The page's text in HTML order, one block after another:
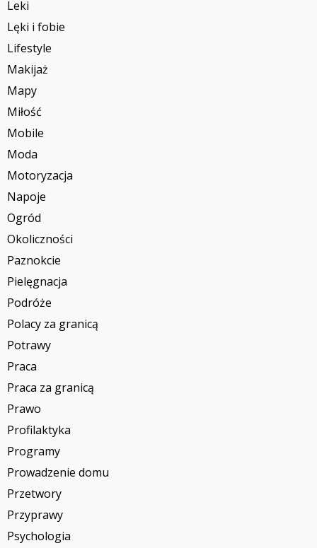
Leki
Lęki i fobie
Lifestyle
Makijaż
Mapy
Miłość
Mobile
Moda
Motoryzacja
Napoje
Ogród
Okoliczności
Paznokcie
Pielęgnacja
Podróże
Polacy za granicą
Potrawy
Praca
Praca za granicą
Prawo
Profilaktyka
Programy
Prowadzenie domu
Przetwory
Przyprawy
Psychologia